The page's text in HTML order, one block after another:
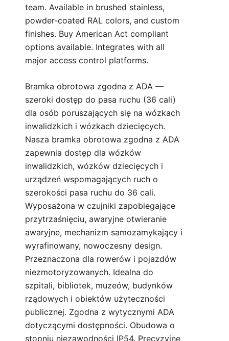
team. Available in brushed stainless,
powder-coated RAL colors, and custom
finishes. Buy American Act compliant
options available. Integrates with all
major access control platforms.
Bramka obrotowa zgodna z ADA —
szeroki dostęp do pasa ruchu (36 cali)
dla osób poruszających się na wózkach
inwalidzkich i wózkach dziecięcych.
Nasza bramka obrotowa zgodna z ADA
zapewnia dostęp dla wózków
inwalidzkich, wózków dziecięcych i
urządzeń wspomagających ruch o
szerokości pasa ruchu do 36 cali.
Wyposażona w czujniki zapobiegające
przytrzaśnięciu, awaryjne otwieranie
awaryjne, mechanizm samozamykający i
wyrafinowany, nowoczesny design.
Przeznaczona dla rowerów i pojazdów
niezmotoryzowanych. Idealna do
szpitali, bibliotek, muzeów, budynków
rządowych i obiektów użyteczności
publicznej. Zgodna z wytycznymi ADA
dotyczącymi dostępności. Obudowa o
stopniu niezawodności IP54. Precyzyjne